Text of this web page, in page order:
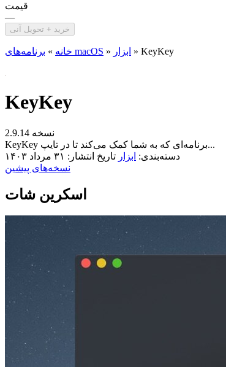
قیمت
—
خرید + تحویل آنی
خانه » برنامه‌های macOS » ابزار » KeyKey
KeyKey
نسخه 2.9.14
KeyKey برنامه‌ای که به شما کمک می‌کند تا در تایپ...
دسته‌بندی: ابزار تاریخ انتشار: ۳۱ مرداد ۱۴۰۳
نسخه‌های پیشین
اسکرین شات